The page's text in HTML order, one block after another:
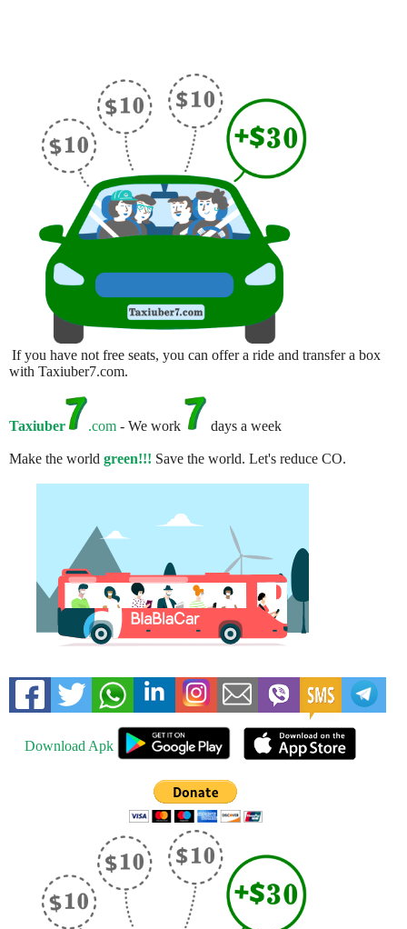
If you have not free seats, you can offer a ride and transfer a box
with Taxiuber7.com.
Taxiuber .com - We work days a week
Make the world green!!! Save the world. Let's reduce CO.
Download Apk